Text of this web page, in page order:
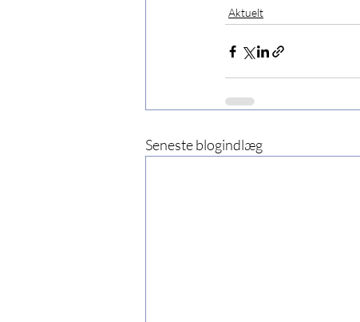
Aktuelt
Seneste blogindlæg